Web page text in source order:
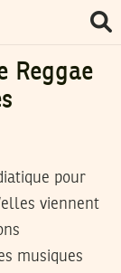
Reggae
pour
viennent
musiques